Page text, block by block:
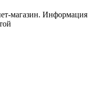
магазин. Информация